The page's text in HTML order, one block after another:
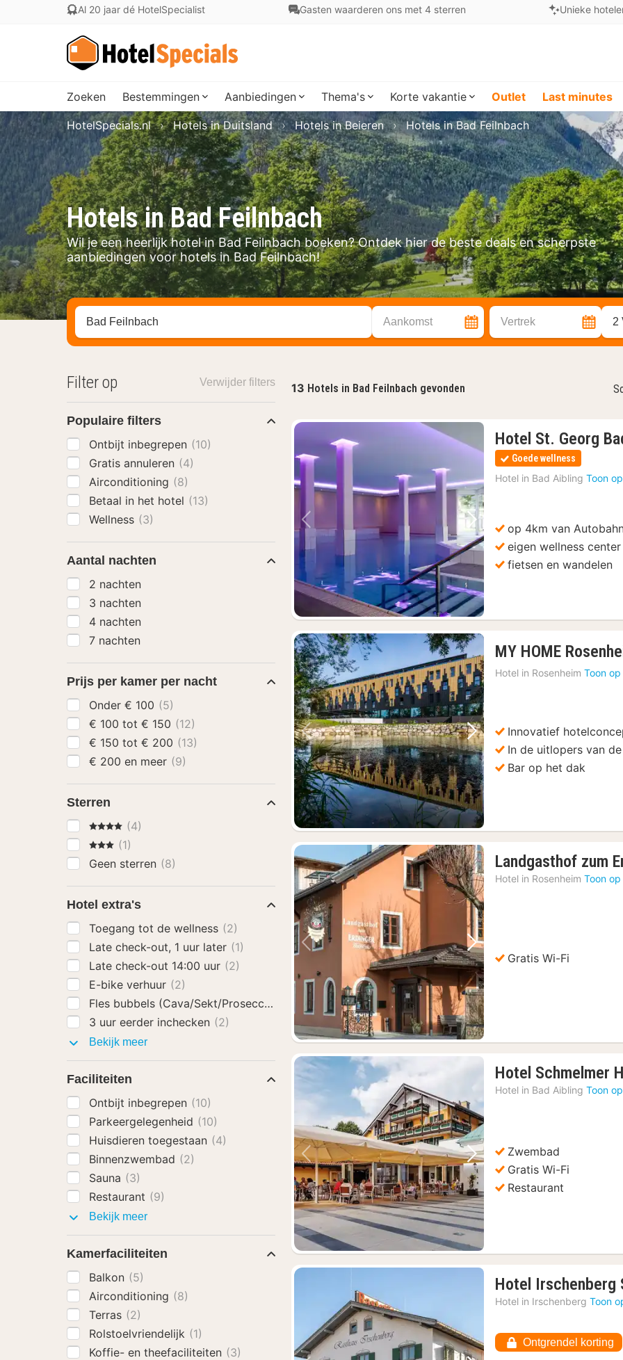
Al 20 jaar dé HotelSpecialist Gasten waarderen ons met 4 sterren Unieke
Zoeken Bestemmingen Aanbiedingen Thema's Korte vakantie Outlet Last minutes
Hotels in Bad Feilnbach
Wil je een heerlijk hotel in Bad Feilnbach boeken? Ontdek hier de beste deals en scherpste
aanbiedingen voor hotels in Bad Feilnbach!
HotelSpecials.nl Hotels in Duitsland Hotels in Beieren Hotels in Bad Feilnbach
Zoek op hotel, regio of stad Aankomst Vertrek 2
13 Hotels in Bad Feilnbach gevonden
Vorige foto Volgende foto
Hotel St. Georg
Goede wellness
Hotel in Bad Aibling Toon
op 4km van
eigen wellness center
fietsen en wandelen
Vorige foto Volgende foto
MY HOME
Hotel in Rosenheim Toon
Innovatief
In de uitlopers van
Bar op het dak
Vorige foto Volgende foto
Landgasthof zum
Hotel in Rosenheim Toon
Gratis Wi-Fi
Vorige foto Volgende foto
Hotel Schmelmer
Hotel in Bad Aibling Toon
Zwembad
Gratis Wi-Fi
Restaurant
Hotel Irschenberg
Hotel in Irschenberg Toon
Ontgrendel korting
Filter op Verwijder filters
Populaire filters
Ontbijt inbegrepen (10)
Gratis annuleren (4)
Airconditioning (8)
Betaal in het hotel (13)
Wellness (3)
Aantal nachten
2 nachten
3 nachten
4 nachten
7 nachten
Prijs per kamer per nacht
Onder € 100 (5)
€ 100 tot € 150 (12)
€ 150 tot € 200 (13)
€ 200 en meer (9)
Sterren
4 Sterren
(4)
3 Sterren
(1)
Geen sterren (8)
Hotel extra's
Toegang tot de wellness (2)
Late check-out, 1 uur later (1)
Late check-out 14:00 uur (2)
E-bike verhuur (2)
Fles bubbels (Cava/Sekt/Prosecco)
3 uur eerder inchecken (2)
Bekijk meerHotel
Faciliteiten
Ontbijt inbegrepen (10)
Parkeergelegenheid (10)
Huisdieren toegestaan (4)
Binnenzwembad (2)
Sauna (3)
Restaurant (9)
Bekijk meerFaciliteiten
Kamerfaciliteiten
Balkon (5)
Airconditioning (8)
Terras (2)
Rolstoelvriendelijk (1)
Koffie- en theefaciliteiten (3)